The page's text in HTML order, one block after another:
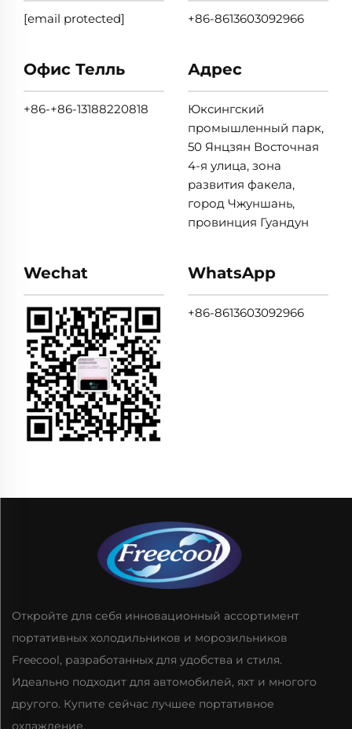
[email protected] +86-8613603092966
Офис Телль
+86-+86-13188220818
Адрес
Юксингский
промышленный парк,
50 Янцзян Восточная
4-я улица, зона
развития факела,
город Чжуншань,
провинция Гуандун
Wechat WhatsApp
+86-8613603092966
Откройте для себя инновационный ассортимент
портативных холодильников и морозильников
Freecool, разработанных для удобства и стиля.
Идеально подходит для автомобилей, яхт и многого
другого. Купите сейчас лучшее портативное
охлаждение.